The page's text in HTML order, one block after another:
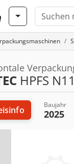
HPFS
Baujahr
2025